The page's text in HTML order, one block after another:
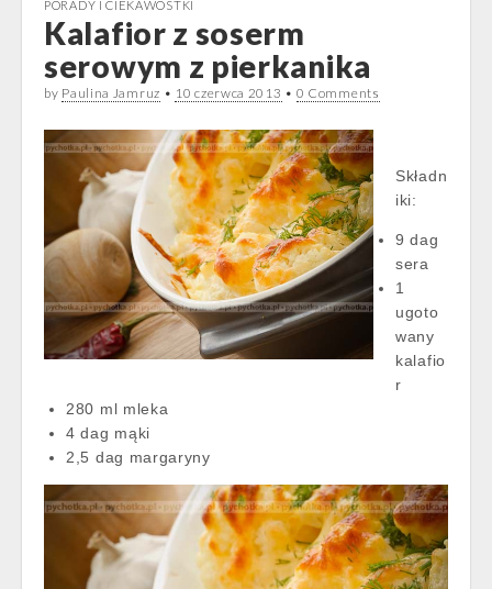
PORADY I CIEKAWOSTKI
Kalafior z soserm
serowym z pierkanika
by Paulina Jamruz • 10 czerwca 2013 • 0 Comments
Składn
iki:
9 dag
sera
1
ugoto
wany
kalafio
r
280 ml mleka
4 dag mąki
2,5 dag margaryny